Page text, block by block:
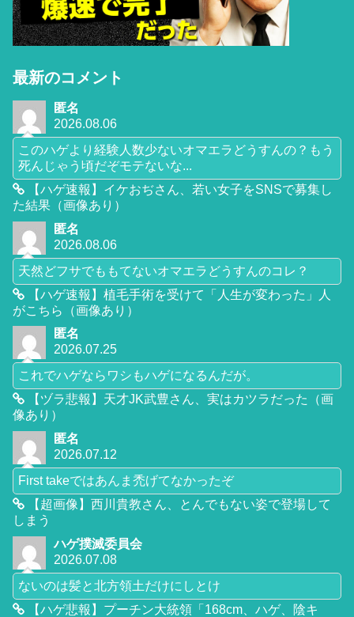
最新のコメント
匿名
2026.08.06
このハゲより経験人数少ないオマエラどうすんの？もう
死んじゃう頃だぞモテないな...
【ハゲ速報】イケおぢさん、若い女子をSNSで募集し
た結果（画像あり）
匿名
2026.08.06
天然どフサでももてないオマエラどうすんのコレ？
【ハゲ速報】植毛手術を受けて「人生が変わった」人
がこちら（画像あり）
匿名
2026.07.25
これでハゲならワシもハゲになるんだが。
【ヅラ悲報】天才JK武豊さん、実はカツラだった（画
像あり）
匿名
2026.07.12
First takeではあんま禿げてなかったぞ
【超画像】西川貴教さん、とんでもない姿で登場して
しまう
ハゲ撲滅委員会
2026.07.08
ないのは髪と北方領土だけにしとけ
【ハゲ悲報】プーチン大統領「168cm、ハゲ、陰キ